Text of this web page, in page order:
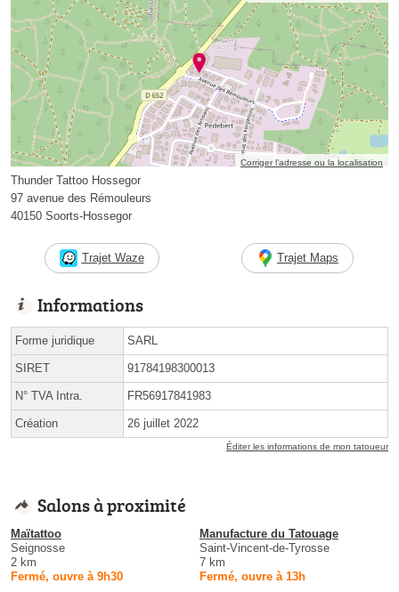
Corriger l’adresse ou la localisation
Thunder Tattoo Hossegor
97 avenue des Rémouleurs
40150 Soorts-Hossegor
Trajet Waze Trajet Maps
Informations
Forme juridique SARL
SIRET 91784198300013
N° TVA Intra. FR56917841983
Création 26 juillet 2022
Éditer les informations de mon tatoueur
Salons à proximité
Maïtattoo
Seignosse
2 km
Fermé, ouvre à 9h30
Manufacture du Tatouage
Saint-Vincent-de-Tyrosse
7 km
Fermé, ouvre à 13h